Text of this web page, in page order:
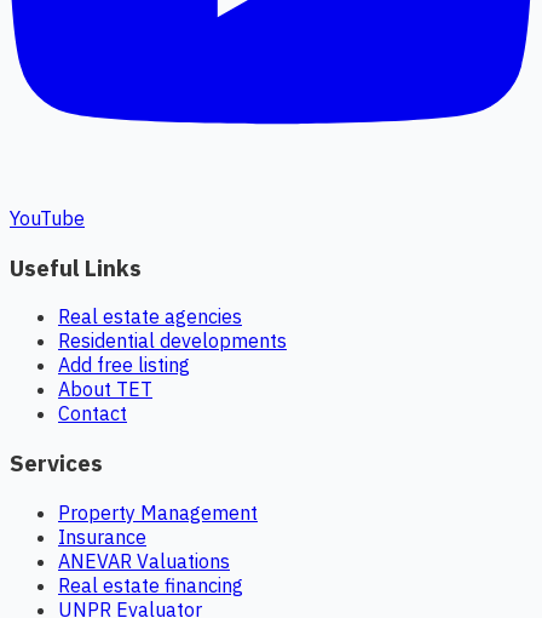
YouTube
Useful Links
Real estate agencies
Residential developments
Add free listing
About TET
Contact
Services
Property Management
Insurance
ANEVAR Valuations
Real estate financing
UNPR Evaluator